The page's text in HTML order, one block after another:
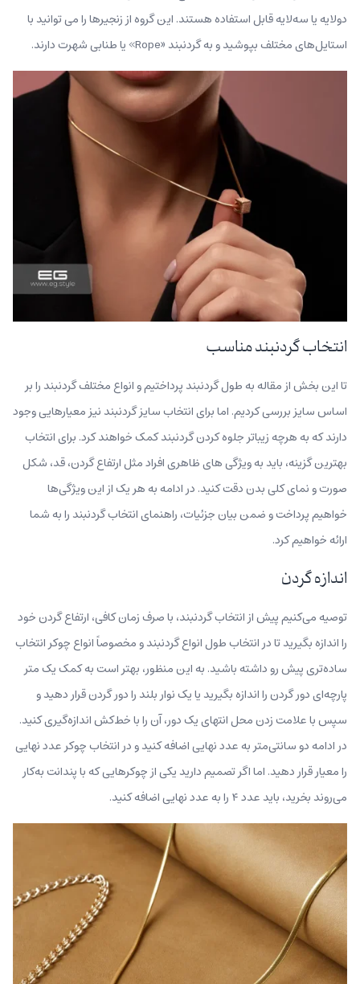
دولایه یا سه‌لایه قابل استفاده هستند. این گروه از زنجیرها را می توانید با
استایل‌های مختلف بپوشید و به گردنبند «Rope» یا طنابی شهرت دارند.
انتخاب گردنبند مناسب
تا این بخش از مقاله به طول گردنبند پرداختیم و انواع مختلف گردنبند را بر
اساس سایز بررسی کردیم. اما برای انتخاب سایز گردنبند نیز معیارهایی وجود
دارند که به هرچه زیباتر جلوه کردن گردنبند کمک خواهند کرد. برای انتخاب
بهترین گزینه، باید به ویژگی های ظاهری افراد مثل ارتفاع گردن، قد،‌ شکل
صورت و نمای کلی بدن دقت کنید. در ادامه به هر یک از این ویژگی‌ها
خواهیم پرداخت و ضمن بیان جزئیات، راهنمای انتخاب گردنبند را به شما
ارائه خواهیم کرد.
اندازه گردن
توصیه می‌کنیم پیش از انتخاب گردنبند، با صرف زمان کافی، ارتفاع گردن خود
را اندازه بگیرید تا در انتخاب طول انواع گردنبند و مخصوصاً انواع چوکر انتخاب
ساده‌تری پیش رو داشته باشید. به این منظور، بهتر است به کمک یک متر
پارچه‌ای دور گردن را اندازه بگیرید یا یک نوار بلند را دور گردن قرار دهید و
سپس با علامت زدن محل انتهای یک دور، آن را با خط‌کش اندازه‌گیری کنید.
در ادامه دو سانتی‌متر به عدد نهایی اضافه کنید و در انتخاب چوکر عدد نهایی
را معیار قرار دهید. اما اگر تصمیم دارید یکی از چوکرهایی که با پندانت به‌کار
می‌روند بخرید، باید عدد ۴ را به عدد نهایی اضافه کنید.